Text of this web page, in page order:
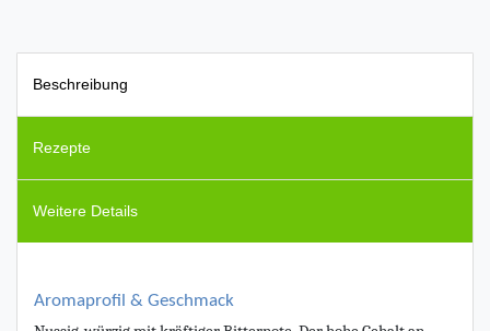
Beschreibung
Rezepte
Weitere Details
Aromaprofil & Geschmack